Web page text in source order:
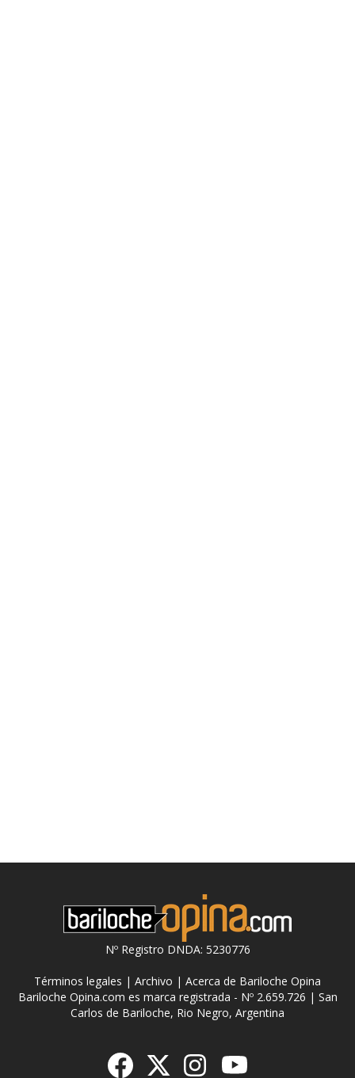
Nº Registro DNDA: 5230776
Términos legales | Archivo | Acerca de Bariloche Opina
Bariloche Opina.com es marca registrada - Nº 2.659.726 | San
Carlos de Bariloche, Rio Negro, Argentina